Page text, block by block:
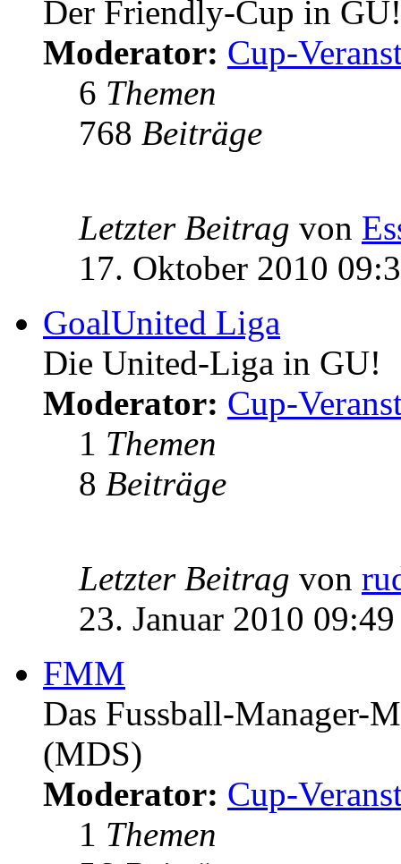
Der Friendly-Cup in GU!
Moderator: Cup-
6 Themen
768 Beiträge
Letzter Beitrag von
17. Oktober 2010
GoalUnited Liga
Die United-Liga in GU!
Moderator: Cup-
1 Themen
8 Beiträge
Letzter Beitrag von
23. Januar 2010 09:49
FMM
Das Fussball-Manager-
(MDS)
Moderator: Cup-
1 Themen